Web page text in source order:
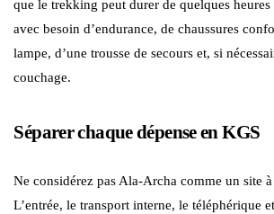
que le trekking peut durer de quelques
avec besoin d’endurance, de chaussures
lampe, d’une trousse de secours et, si
couchage.
Séparer chaque dépense en KGS
Ne considérez pas Ala-Archa comme un site
L’entrée, le transport interne, le téléphérique